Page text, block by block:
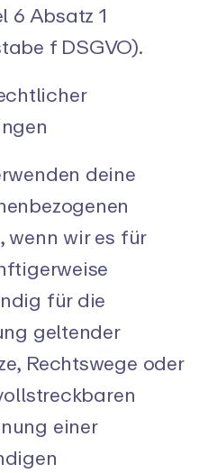
6 Absatz 1
f DSGVO).
deine
wenn wir es für
für die
geltender
Rechtswege oder
einer